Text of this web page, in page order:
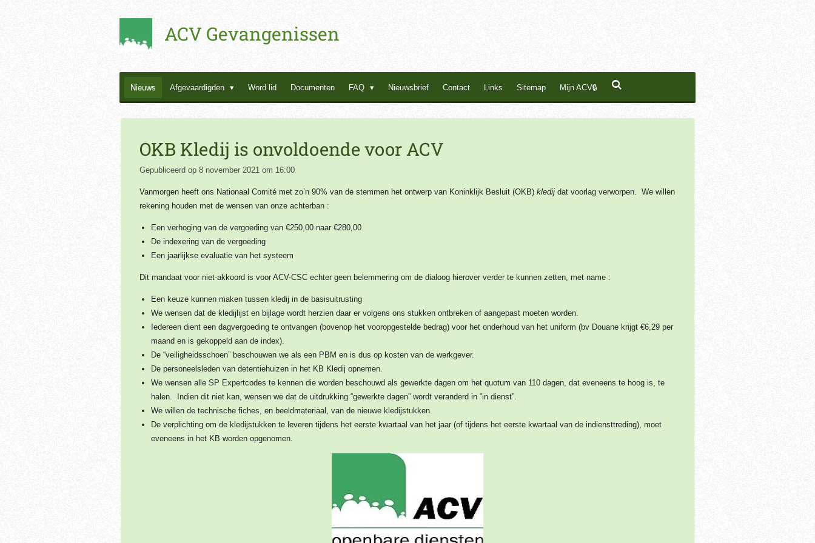
ACV Gevangenissen
Nieuws Afgevaardigden Word lid Documenten FAQ Nieuwsbrief Contact Links Sitemap Mijn ACV🔒
OKB Kledij is onvoldoende voor ACV
Gepubliceerd op 8 november 2021 om 16:00
Vanmorgen heeft ons Nationaal Comité met zo’n 90% van de stemmen het ontwerp van Koninklijk Besluit (OKB) kledijdat voorlag verworpen. We willen
rekening houden met de wensen van onze achterban :
Een verhoging van de vergoeding van €250,00 naar €280,00
De indexering van de vergoeding
Een jaarlijkse evaluatie van het systeem
Dit mandaat voor niet-akkoord is voor ACV-CSC echter geen belemmering om de dialoog hierover verder te kunnen zetten, met name :
Een keuze kunnen maken tussen kledij in de basisuitrusting
We wensen dat de kledijlijst en bijlage wordt herzien daar er volgens ons stukken ontbreken of aangepast moeten worden.
Iedereen dient een dagvergoeding te ontvangen (bovenop het vooropgestelde bedrag) voor het onderhoud van het uniform (bv Douane krijgt €6,29 per
maand en is gekoppeld aan de index).
De “veiligheidsschoen” beschouwen we als een PBM en is dus op kosten van de werkgever.
De personeelsleden van detentiehuizen in het KB Kledij opnemen.
We wensen alle SP Expertcodes te kennen die worden beschouwd als gewerkte dagen om het quotum van 110 dagen, dat eveneens te hoog is, te
halen. Indien dit niet kan, wensen we dat de uitdrukking “gewerkte dagen” wordt veranderd in “in dienst”.
We willen de technische fiches, en beeldmateriaal, van de nieuwe kledijstukken.
De verplichting om de kledijstukken te leveren tijdens het eerste kwartaal van het jaar (of tijdens het eerste kwartaal van de indiensttreding), moet
eveneens in het KB worden opgenomen.